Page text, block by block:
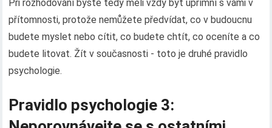
Při rozhodování byste tedy měli vždy být upřímní s vámi v
přítomnosti, protože nemůžete předvídat, co v budoucnu
budete myslet nebo cítit, co budete chtít, co oceníte a co
budete litovat. Žít v současnosti - toto je druhé pravidlo
psychologie.
Pravidlo psychologie 3: